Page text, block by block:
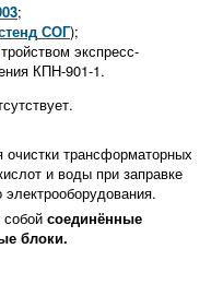
;
СОГ);
экспресс-
КПН-901-1.
очистки трансформаторных
и воды при заправке
собой соединённые
блоки.